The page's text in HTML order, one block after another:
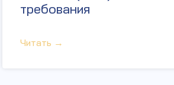
требования
Читать →